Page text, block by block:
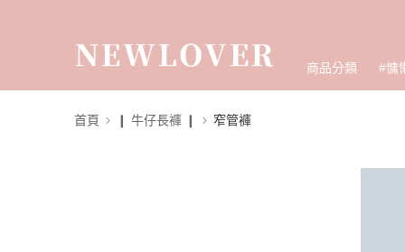
商品分類 #慵
首頁 ❙ 牛仔長褲 ❙ 窄管褲